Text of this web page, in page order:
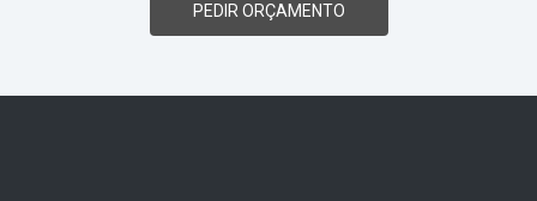
PEDIR ORÇAMENTO